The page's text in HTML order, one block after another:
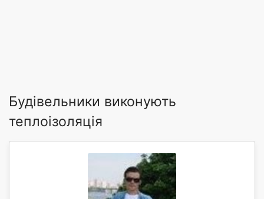
Будівельники виконують
теплоізоляція